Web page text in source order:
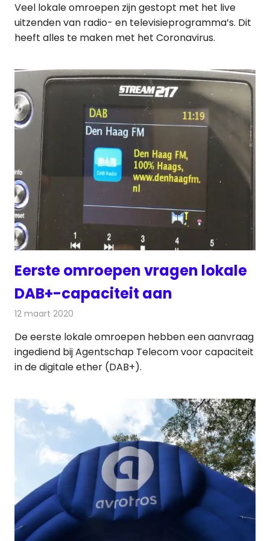
Veel lokale omroepen zijn gestopt met het live
uitzenden van radio- en televisieprogramma’s. Dit
heeft alles te maken met het Coronavirus.
Eerste omroepen vragen lokale
DAB+-capaciteit aan
12 maart 2020
De eerste lokale omroepen hebben een aanvraag
ingediend bij Agentschap Telecom voor capaciteit
in de digitale ether (DAB+).